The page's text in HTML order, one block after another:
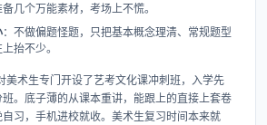
几个万能素材，考场上不慌。
：不做偏题怪题，只把基本概念理清、常规题型
抬不少。
美术生专门开设了艺考文化课冲刺班，入学先
。底子薄的从课本重讲，能跟上的直接上套卷
习，手机进校就收。美术生复习时间本来就